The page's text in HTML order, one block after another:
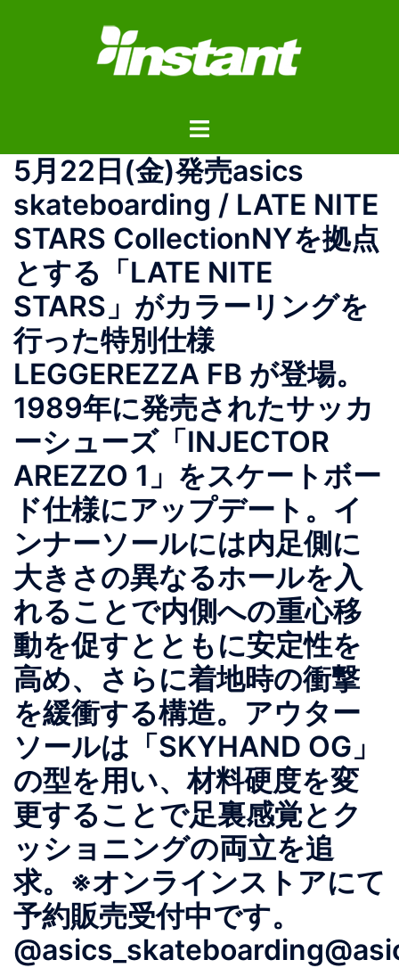
ス
ト
ル
ニ
ュ
ー
5月22日(金)発売asics
skateboarding / LATE NITE
STARS CollectionNYを拠点
とする「LATE NITE
STARS」がカラーリングを
行った特別仕様
LEGGEREZZA FB が登場。
1989年に発売されたサッカ
ーシューズ「INJECTOR
AREZZO 1」をスケートボー
ド仕様にアップデート。イ
ンナーソールには内足側に
大きさの異なるホールを入
れることで内側への重心移
動を促すとともに安定性を
高め、さらに着地時の衝撃
を緩衝する構造。アウター
ソールは「SKYHAND OG」
の型を用い、材料硬度を変
更することで足裏感覚とク
ッショニングの両立を追
求。※オンラインストアにて
予約販売受付中です。